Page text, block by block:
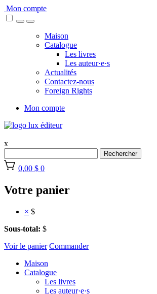
Skip
to
Mon compte
Maison
Catalogue
Les livres
Les auteur·e·s
Actualités
Contactez-nous
Foreign Rights
Mon compte
x
Rechercher
0,00 $ 0
Votre panier
× $
Sous-total: $
Voir le panier Commander
Maison
Catalogue
Les livres
Les auteur·e·s